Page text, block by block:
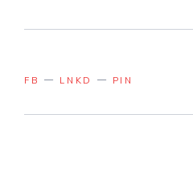
FB LNKD PIN